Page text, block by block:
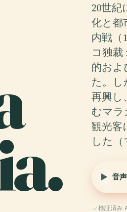
20世
化と都
内戦（
コ独
的およ
た。し
再興し
むマラ
観光客
した
音
検証済み